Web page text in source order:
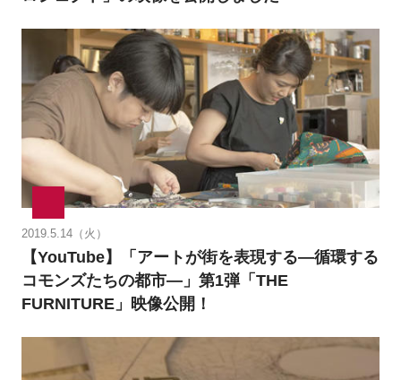
2019.5.14（火）
【YouTube】「アートが街を表現する―循環する
コモンズたちの都市―」第1弾「THE
FURNITURE」映像公開！